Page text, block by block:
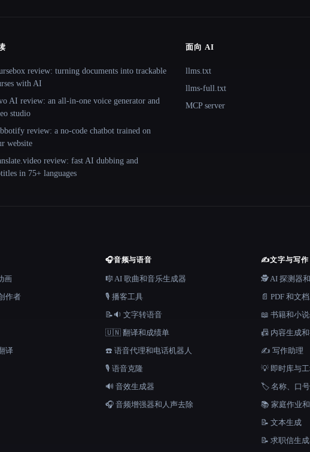
review: turning documents into trackable
with AI
AI review: an all-in-one voice generator and
studio
review: a no-code chatbot trained on
website
review: fast AI dubbing and
in 75+ languages
面向 AI
llms.txt
llms-full.txt
MCP server
画
作者
译
🎧音频与语音
🎼 AI 歌曲和音乐生成器
🎙️ 播客工具
📝🔉 文字转语音
🇺🇳 翻译和成绩单
☎️ 语音代理和电话机器人
🎙️ 语音克隆
🔊 音效生成器
🎧 音频增强器和人声去除
✍️文字与写作
🕵️ AI 探测器
📄 PDF 和文
📖 书籍和小
📠 内容生成
✍️ 写作助理
💡 即时库与
🏷️ 名称、口
📚 家庭作业
📝 文本生成
📝 求职信生